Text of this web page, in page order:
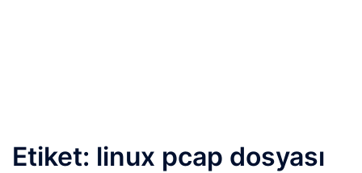
Etiket: linux pcap dosyası